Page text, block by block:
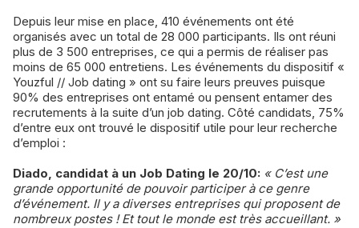
Depuis leur mise en place, 410 événements ont été
organisés avec un total de 28 000 participants. Ils ont réuni
plus de 3 500 entreprises, ce qui a permis de réaliser pas
moins de 65 000 entretiens. Les événements du dispositif «
Youzful // Job dating » ont su faire leurs preuves puisque
90% des entreprises ont entamé ou pensent entamer des
recrutements à la suite d’un job dating. Côté candidats, 75%
d’entre eux ont trouvé le dispositif utile pour leur recherche
d’emploi :
Diado, candidat à un Job Dating le 20/10: « C’est une
grande opportunité de pouvoir participer à ce genre
d’événement. Il y a diverses entreprises qui proposent de
nombreux postes ! Et tout le monde est très accueillant. »